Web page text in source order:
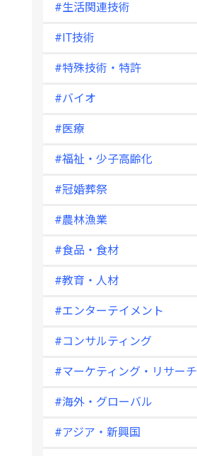
#生活関連技術
#IT技術
#特殊技術・特許
#バイオ
#医療
#福祉・少子高齢化
#冠婚葬祭
#農林漁業
#食品・食材
#教育・人材
#エンターテイメント
#コンサルティング
#マーケティング・リサーチ
#海外・グローバル
#アジア・新興国